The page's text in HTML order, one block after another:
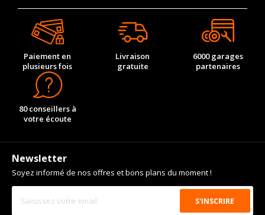
Paiement en
plusieurs fois
Livraison
gratuite
6000 garages
partenaires
80 conseillers à
votre écoute
Newsletter
Soyez informé de nos offres et bons plans du moment !